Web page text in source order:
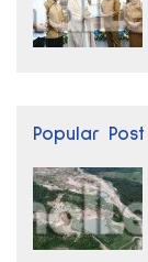
Popular Post